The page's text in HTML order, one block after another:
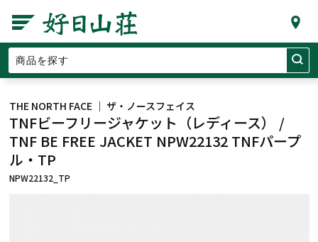
THE NORTH FACE ｜ ザ・ノースフェイス
TNFビーフリージャケット（レディース） /
TNF BE FREE JACKET NPW22132 TNFパープ
ル・TP
NPW22132_TP